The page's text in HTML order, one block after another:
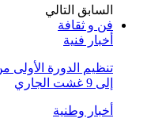
السابق التالي
فن و ثقافة
أخبار فنية
إلى 9 غشت الجاري
أخبار وطنية